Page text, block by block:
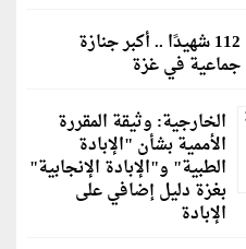
112 شهيدًا .. أكبر جنازة
جماعية في غزة
الخارجية: وثيقة المقررة
الأممية بشأن "الإبادة
الطبية" و"الإبادة الإنجابية"
بغزة دليل إضافي على
الإبادة